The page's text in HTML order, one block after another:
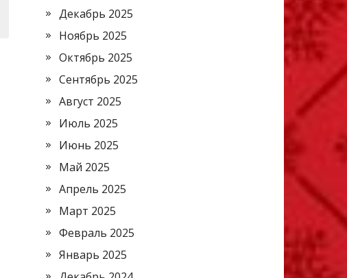
Декабрь 2025
Ноябрь 2025
Октябрь 2025
Сентябрь 2025
Август 2025
Июль 2025
Июнь 2025
Май 2025
Апрель 2025
Март 2025
Февраль 2025
Январь 2025